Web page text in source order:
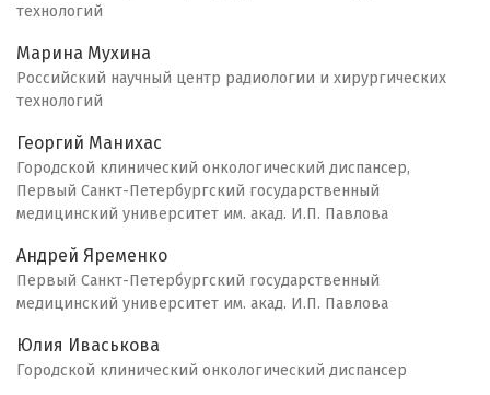
технологий
Марина Мухина
Российский научный центр радиологии и хирургических
технологий
Георгий Манихас
Городской клинический онкологический диспансер,
Первый Санкт-Петербургский государственный
медицинский университет им. акад. И.П. Павлова
Андрей Яременко
Первый Санкт-Петербургский государственный
медицинский университет им. акад. И.П. Павлова
Юлия Иваськова
Городской клинический онкологический диспансер